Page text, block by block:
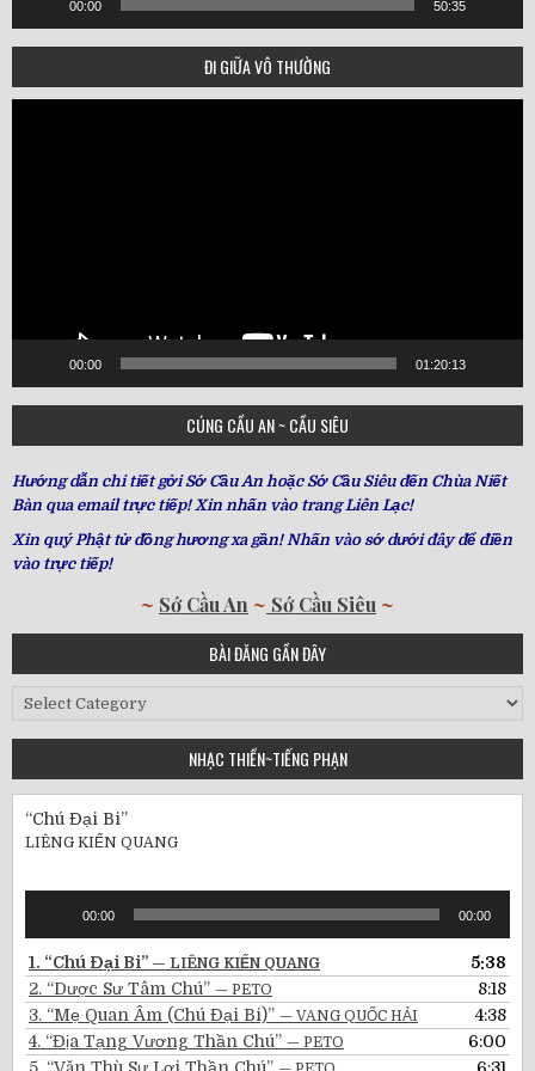
00:00 50:35
ĐI GIỮA VÔ THƯỜNG
00:00 01:20:13
CÚNG CẦU AN ~ CẦU SIÊU
Hướng dẫn chi tiết gởi Sớ Cầu An hoặc Sớ Cầu Siêu đến Chùa Niết
Bàn qua email trực tiếp! Xin nhấn vào trang Liên Lạc!
Xin quý Phật tử đồng hương xa gần! Nhấn vào sớ dưới đây để điền
vào trực tiếp!
~ Sớ Cầu An ~ Sớ Cầu Siêu ~
BÀI ĐĂNG GẦN ĐÂY
Bài
Gần
NHẠC THIỀN~TIẾNG PHẠN
“Chú Đại Bi”
LIÊNG KIẾN QUANG
00:00 00:00
1. “Chú Đại Bi” — LIÊNG KIẾN QUANG
5:38
2. “Dược Sư Tâm Chú” — PETO
8:18
3. “Mẹ Quan Âm (Chú Đại Bi)” — VANG QUỐC HẢI
4:38
4. “Địa Tạng Vương Thần Chú” — PETO
6:00